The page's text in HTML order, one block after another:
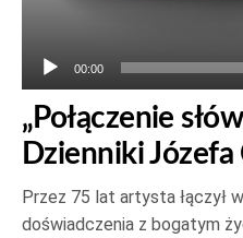
00:00
„Połączenie
Dzienniki Józefa
Przez 75 lat artysta łączył
doświadczenia z bogatym